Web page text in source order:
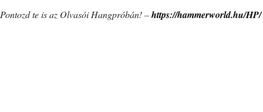
Pontozd te is az Olvasói Hangpróbán! –https://hammerworld.hu/HP/